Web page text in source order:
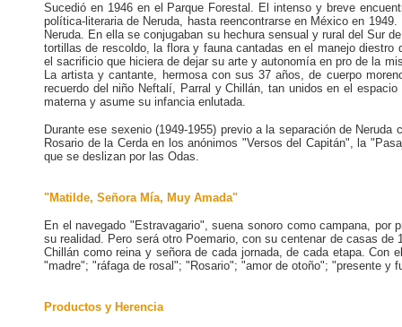
Sucedió en 1946 en el Parque Forestal. El intenso y breve
política-literaria de Neruda, hasta reencontrarse en México en
Neruda. En ella se conjugaban su hechura sensual y rural del Sur
tortillas de rescoldo, la flora y fauna cantadas en el manejo
el sacrificio que hiciera de dejar su arte y autonomía en pro de la
La artista y cantante, hermosa con sus 37 años, de cuerpo
recuerdo del niño Neftalí, Parral y Chillán, tan unidos en el
materna y asume su infancia enlutada.
Durante ese sexenio (1949-1955) previo a la separación de
Rosario de la Cerda en los anónimos "Versos del Capitán", la
que se deslizan por las Odas.
"Matilde, Señora Mía, Muy Amada"
En el navegado "Estravagario", suena sonoro como campana,
su realidad. Pero será otro Poemario, con su centenar de casas
Chillán como reina y señora de cada jornada, de cada etapa. Con
"madre"; "ráfaga de rosal"; "Rosario"; "amor de otoño"; "presente y
Productos y Herencia